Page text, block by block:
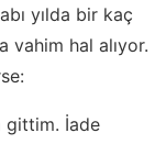
yılda bir kaç
vahim hal alıyor.
gittim. İade